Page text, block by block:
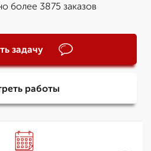
более 3875 заказов
задачу
работы